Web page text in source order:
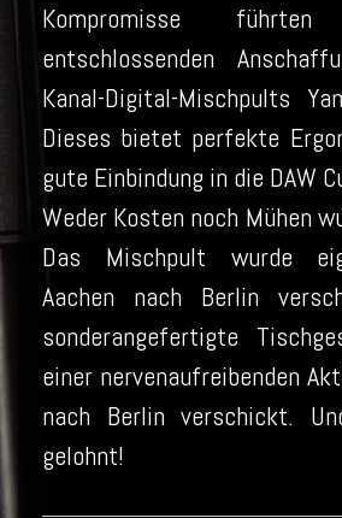
Kompromisse
entschlossenden
Kanal-Digital-Mischpults
Dieses bietet perfekte
gute Einbindung in die DAW
Weder Kosten noch Mühen
Das Mischpult wurde
Aachen nach Berlin
sonderangefertigte
einer nervenaufreibenden
nach Berlin verschickt.
gelohnt!